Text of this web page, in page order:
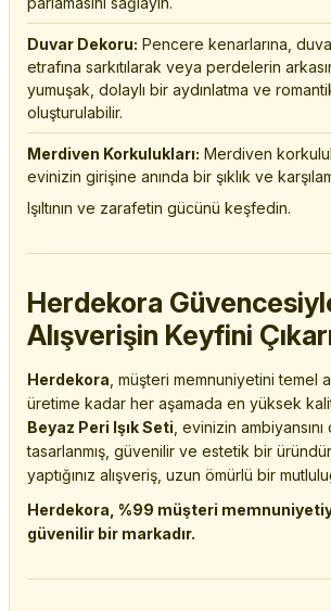
Duvar Dekoru: Pencere kenarlarına,
etrafına sarkıtılarak veya perdelerin
yumuşak, dolaylı bir aydınlatma ve
oluşturulabilir.
Merdiven Korkulukları: Merdiven
evinizin girişine anında bir şıklık ve
Işıltının ve zarafetin gücünü keşfedin.
Herdekora
Alışverişin Keyfini
Herdekora , müşteri memnuniyetini temel
üretime kadar her aşamada en yüksek
Beyaz Peri Işık Seti , evinizin
tasarlanmış, güvenilir ve estetik bir
yaptığınız alışveriş, uzun ömürlü bir
Herdekora, %99 müşteri
güvenilir bir markadır.